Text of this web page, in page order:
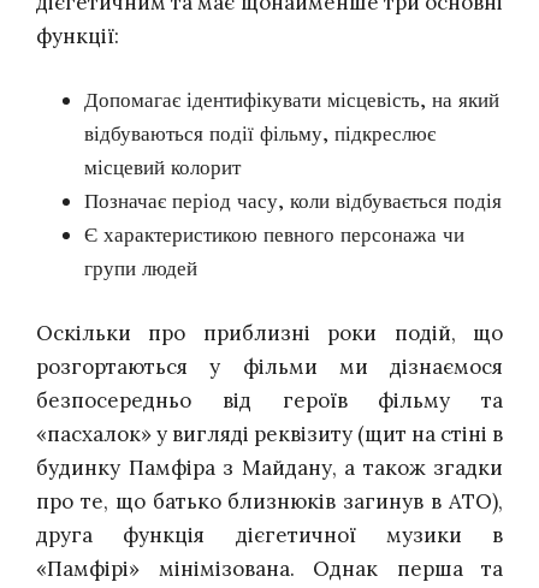
функції:
Допомагає ідентифікувати місцевість, на який
відбуваються події фільму, підкреслює
місцевий колорит
Позначає період часу, коли відбувається подія
Є характеристикою певного персонажа чи
групи людей
Оскільки про приблизні роки подій, що
розгортаються у фільми ми дізнаємося
безпосередньо від героїв фільму та
«пасхалок» у вигляді реквізиту (щит на стіні в
будинку Памфіра з Майдану, а також згадки
про те, що батько близнюків загинув в АТО),
друга функція дієгетичної музики в
«Памфірі» мінімізована. Однак перша та